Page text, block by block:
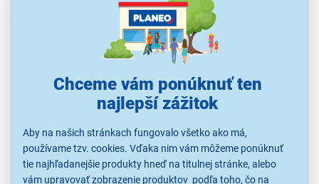
Chceme vám ponúknuť ten
najlepší zážitok
Aby na našich stránkach fungovalo všetko ako má,
používame tzv. cookies. Vďaka nim vám môžeme ponúknuť
tie najhľadanejšie produkty hneď na titulnej stránke, alebo
vám upravovať zobrazenie produktov podľa toho, čo na
Elite VMAX120XWH2
Projekčné plátno, rolovacie, dialkové ovládanie, motor pre navíjanie,
čierne okraje, formát plátna 4:3, farba biela
Ihneď k odoslaniu
Skladom 1 ks.
K vyzdvihnutiu už 10.8.